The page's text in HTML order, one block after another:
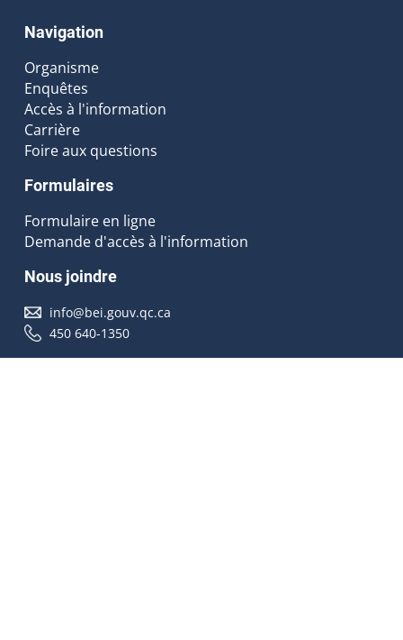
Navigation
Organisme
Enquêtes
Accès à l'information
Carrière
Foire aux questions
Formulaires
Formulaire en ligne
Demande d'accès à l'information
Nous joindre
info@bei.gouv.qc.ca
450 640-1350